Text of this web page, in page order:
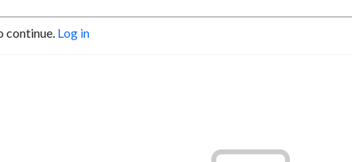
continue. Log in